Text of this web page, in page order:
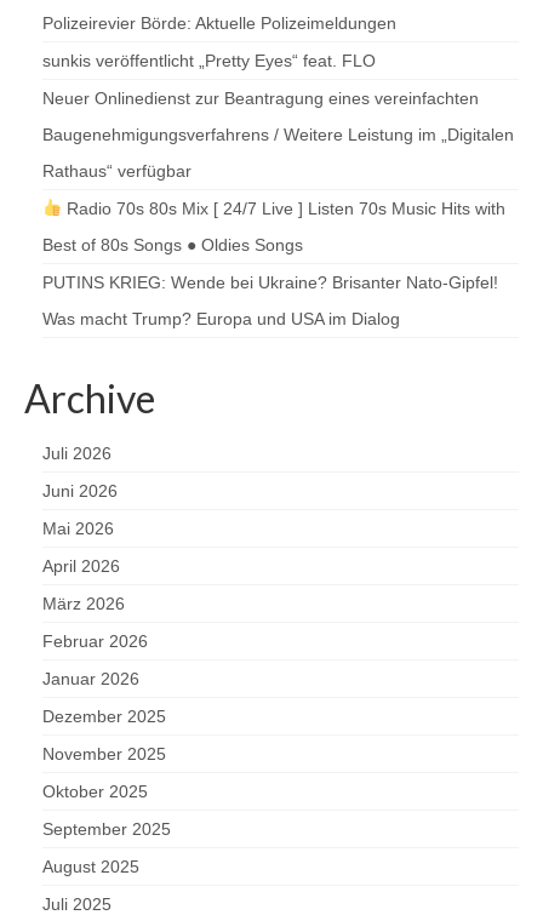
Polizeirevier Börde: Aktuelle Polizeimeldungen
sunkis veröffentlicht „Pretty Eyes“ feat. FLO
Neuer Onlinedienst zur Beantragung eines vereinfachten
Baugenehmigungsverfahrens / Weitere Leistung im „Digitalen
Rathaus“ verfügbar
Radio 70s 80s Mix [ 24/7 Live ] Listen 70s Music Hits with
Best of 80s Songs ● Oldies Songs
PUTINS KRIEG: Wende bei Ukraine? Brisanter Nato-Gipfel!
Was macht Trump? Europa und USA im Dialog
Archive
Juli 2026
Juni 2026
Mai 2026
April 2026
März 2026
Februar 2026
Januar 2026
Dezember 2025
November 2025
Oktober 2025
September 2025
August 2025
Juli 2025